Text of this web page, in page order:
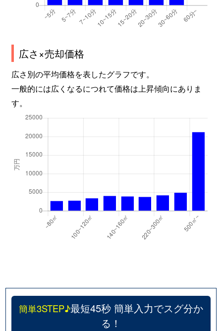
広さ×売却価格
広さ別の平均価格を表したグラフです。
一般的には広くなるにつれて価格は上昇傾向にありま
す。
簡単3STEP♪最短45秒 簡単入力でスグ分か
る！